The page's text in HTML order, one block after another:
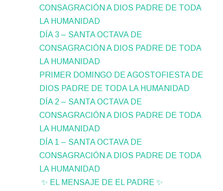
CONSAGRACIÓN A DIOS PADRE DE TODA
LA HUMANIDAD
DÍA 3 – SANTA OCTAVA DE
CONSAGRACIÓN A DIOS PADRE DE TODA
LA HUMANIDAD
PRIMER DOMINGO DE AGOSTOFIESTA DE
DIOS PADRE DE TODA LA HUMANIDAD
DÍA 2 – SANTA OCTAVA DE
CONSAGRACIÓN A DIOS PADRE DE TODA
LA HUMANIDAD
DÍA 1 – SANTA OCTAVA DE
CONSAGRACIÓN A DIOS PADRE DE TODA
LA HUMANIDAD
✨ EL MENSAJE DE EL PADRE ✨